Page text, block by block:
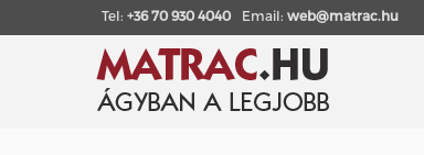
Tel: +36 70 930 4040 Email: web@matrac.hu